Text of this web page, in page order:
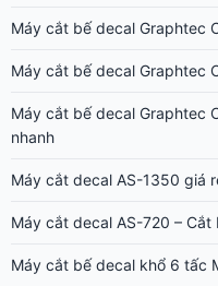
Máy cắt bế decal Graphtec
Máy cắt bế decal Graphtec
Máy cắt bế decal Graphtec
nhanh
Máy cắt decal AS-1350 giá
Máy cắt decal AS-720 –
Máy cắt bế decal khổ 6 tấc